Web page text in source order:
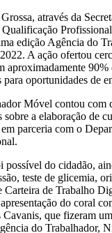
através da
edição Agência do
A ação ofertou
aproximadamente 90%
para oportunidades de
Móvel contou com
sobre a elaboração de
parceria com o
possível do cidadão,
teste de glicemia,
Carteira de Trabalho
do coral
que fizeram
do Trabalhador,